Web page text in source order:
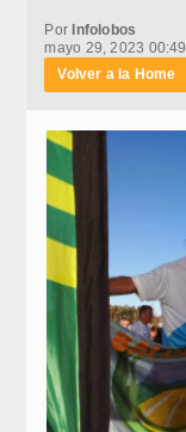
PorInfolobos
mayo 29, 2023 00:49
Volver a la Home